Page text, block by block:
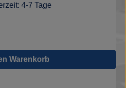
4-7 Tage
den gewünschten
Warenkorb